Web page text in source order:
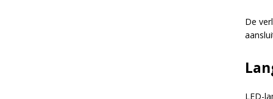
De
LED-